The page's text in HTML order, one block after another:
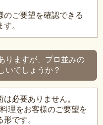
のご要望を確認できる
。
りますが、プロ並みの
いでしょうか？
は必要ありません。
理をお客様のご要望を
です。